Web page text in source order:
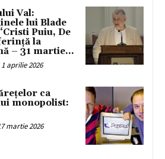
Val:
lui Blade
Puiu, De
la
– 31 martie...
1 aprilie 2026
ca
monopolist:
martie 2026